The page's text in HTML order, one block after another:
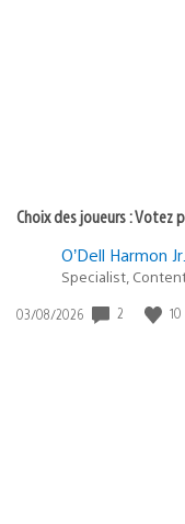
Choix des joueurs : Votez
O’Dell Harmon Jr.
Specialist,
Date
03/08/2026 2 10